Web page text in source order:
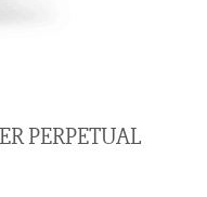
PERPETUAL